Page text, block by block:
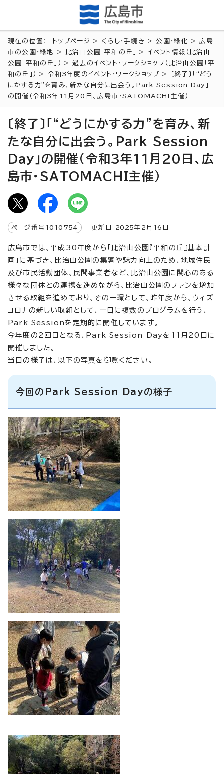
現在の位置： トップページ > くらし・手続き >公園・緑化 >広島
市の公園・緑地
> 比治山公園「平和の丘」 > イベント情報（比治山
公園「平和の丘」）
>過去のイベント・ワークショップ（比治山公園「平
和の丘」）
> 令和3年度のイベント・ワークショップ > 〔終了〕「“どう
にかする力”を育み、新たな自分に出会う。Park Session Day」
の開催（令和3年11月20日、広島市・SATOMACHI主催）
〔終了〕「“どうにかする力”を育み、新
たな自分に出会う。Park Session
Day」の開催（令和3年11月20日、広
島市・SATOMACHI主催）
ページ番号 1010754 更新日 2025年2月 16 日
広島市では、平成30年度から「比治山公園『平和の丘』基本計
画」に基づき、比治山公園の集客や魅力向上のため、地域住民
及び市民活動団体、民間事業者など、比治山公園に関心のある
様々な団体との連携を進めながら、比治山公園のファンを増加
させる取組を進めており、その一環として、昨年度から、ウィズ
コロナの新しい取組として、一日に複数のプログラムを行う、
Park Sessionを定期的に開催しています。
今年度の2回目となる、Park Session Dayを11月20日に
開催しました。
当日の様子は、以下の写真を御覧ください。
今回のPark Session Dayの様子